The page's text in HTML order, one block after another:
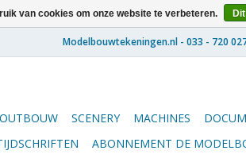
SCENERY MACHINES
ABONNEMENT DE
van cookies om onze website te verbeteren.